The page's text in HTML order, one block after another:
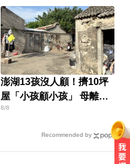
澎湖13孩沒人顧！擠10坪
屋「小孩顧小孩」 母離家
帶走補助金
8/8
Recommended by